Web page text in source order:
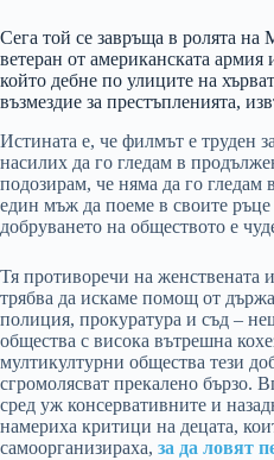
Сега той се завръща в ролята
ветеран от американската армия
който дебне по улиците на
възмездие за престъпленията,
Истината е, че филмът е труден
насилих да го гледам в
подозирам, че няма да го гледам
един мъж да поеме в своите ръце
добруването на обществото е
Тя противоречи на женствената
трябва да искаме помощ от
полиция, прокуратура и съд –
общества с висока вътрешна
мултикултурни общества тези
сгромолясват прекалено бързо.
сред уж консервативните и
намериха критици на децата,
самоорганизираха, за да ловят